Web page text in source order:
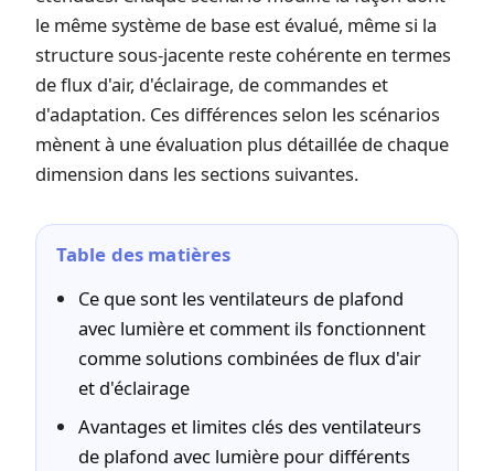
le même système de base est évalué, même si la
structure sous-jacente reste cohérente en termes
de flux d'air, d'éclairage, de commandes et
d'adaptation. Ces différences selon les scénarios
mènent à une évaluation plus détaillée de chaque
dimension dans les sections suivantes.
Table des matières
Ce que sont les ventilateurs de plafond
avec lumière et comment ils fonctionnent
comme solutions combinées de flux d'air
et d'éclairage
Avantages et limites clés des ventilateurs
de plafond avec lumière pour différents